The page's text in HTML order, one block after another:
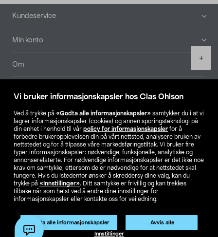
Vi bruker informasjonskapsler hos Clas Ohlson
Ved å trykke på «Godta alle informasjonskapsler» samtykker du i at vi
lagrer informasjonskapsler (cookies) og annen sporingsteknologi på
din enhet i henhold til vår policy for informasjonskapsler for å
forbedre brukeropplevelsen din på vårt nettsted, analysere bruken av
nettstedet og for å tilpasse våre markedsføringstiltak. Vi bruker fire
typer informasjonskapsler: nødvendige, funksjonelle, analytiske og
annonserelaterte. For nødvendige informasjonskapsler er det ikke noe
krav om samtykke, ettersom de er nødvendige for at nettstedet skal
fungere. Hvis du istedenfor ønsker å skreddersy dine valg, kan du
trykke på «Innstillinger». Ditt samtykke er frivillig og kan trekkes
tilbake når som helst ved å endre dine innstillinger for
informasjonskapsler eller kontakte oss for veiledning.
Godta alle informasjonskapsler Avvis alle
Innstillinger
+
Legg i handlekurv
Bunntekst
Kundeservice
Min konto
Om
Våre selskaper
Finn din butikk
SE NO FI
Privacy statement Medlemsvilkår Kjøpsvilkår
For bedrifter
Endre til priser ekskl. moms